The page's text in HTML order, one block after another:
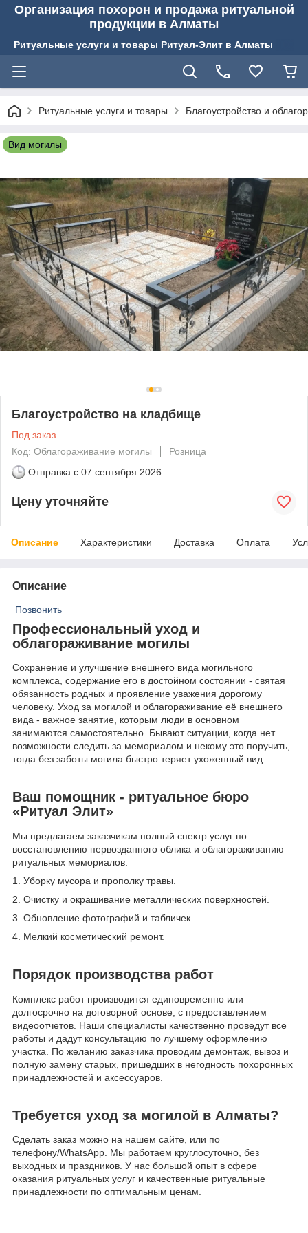
Организация похорон и продажа ритуальной
продукции в Алматы
Ритуальные услуги и товары Ритуал-Элит в Алматы
Ритуальные услуги и товары Благоустройство и
Вид могилы
Благоустройство на кладбище
Под заказ
Код: Облагораживание могилы
Розница
Отправка с 07 сентября 2026
Цену уточняйте
Описание Характеристики Доставка Оплата
Описание
Позвонить
Профессиональный уход и
облагораживание могилы
Сохранение и улучшение внешнего вида могильного
комплекса, содержание его в достойном состоянии - святая
обязанность родных и проявление уважения дорогому
человеку. Уход за могилой и облагораживание её внешнего
вида - важное занятие, которым люди в основном
занимаются самостоятельно. Бывают ситуации, когда нет
возможности следить за мемориалом и некому это поручить,
тогда без заботы могила быстро теряет ухоженный вид.
Ваш помощник - ритуальное бюро
«Ритуал Элит»
Мы предлагаем заказчикам полный спектр услуг по
восстановлению первозданного облика и облагораживанию
ритуальных мемориалов:
1. Уборку мусора и прополку травы.
2. Очистку и окрашивание металлических поверхностей.
3. Обновление фотографий и табличек.
4. Мелкий косметический ремонт.
Порядок производства работ
Комплекс работ производится единовременно или
долгосрочно на договорной основе, с предоставлением
видеоотчетов. Наши специалисты качественно проведут все
работы и дадут консультацию по лучшему оформлению
участка. По желанию заказчика проводим демонтаж, вывоз и
полную замену старых, пришедших в негодность похоронных
принадлежностей и аксессуаров.
Требуется уход за могилой в Алматы?
Сделать заказ можно на нашем сайте, или по
телефону/WhatsApp. Мы работаем круглосуточно, без
выходных и праздников. У нас большой опыт в сфере
оказания ритуальных услуг и качественные ритуальные
принадлежности по оптимальным ценам.